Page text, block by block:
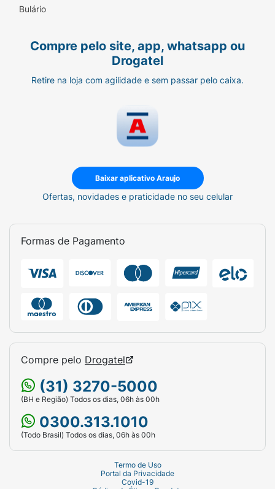
Bulário
Compre pelo site, app, whatsapp ou
Drogatel
Retire na loja com agilidade e sem passar pelo caixa.
Baixar aplicativo Araujo
Ofertas, novidades e praticidade no seu celular
Formas de Pagamento
Compre pelo Drogatel
(31) 3270-5000
(BH e Região) Todos os dias, 06h às 00h
0300.313.1010
(Todo Brasil) Todos os dias, 06h às 00h
Termo de Uso
Portal da Privacidade
Covid-19